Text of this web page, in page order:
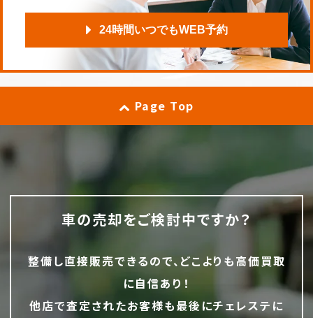
24時間いつでもWEB予約
Page Top
車の売却をご検討中ですか？
整備し直接販売できるので、どこよりも高価買取
に自信あり！
他店で査定されたお客様も最後にチェレステに